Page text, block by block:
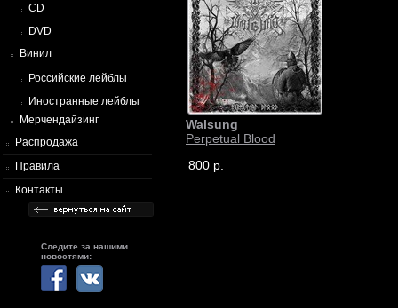
CD
DVD
Винил
Российские лейблы
Иностранные лейблы
Мерчендайзинг
Распродажа
Правила
Контакты
Следите за нашими
новостями:
Walsung
Perpetual Blood
800 р.